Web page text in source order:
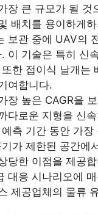
장 큰 규모가 될
배치를 용이하게
보관 중에 UAV의
이 기술은 특히 신
한 접이식 날개는
여합니다.
장 높은 CAGR을
다로운 지형을 신
측 기간 동안 가
가 제한된 공간에
당한 이점을 제공
대응 시나리오에
제공업체의 물류